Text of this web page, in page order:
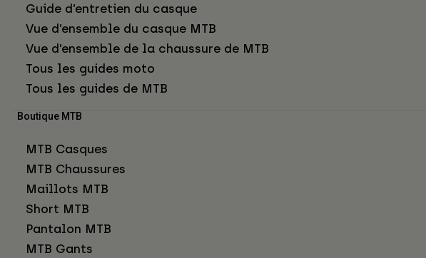
Guide d’entretien du casque
Vue d’ensemble du casque MTB
Vue d’ensemble de la chaussure de MTB
Tous les guides moto
Tous les guides de MTB
Boutique MTB
MTB Casques
MTB Chaussures
Maillots MTB
Short MTB
Pantalon MTB
MTB Gants